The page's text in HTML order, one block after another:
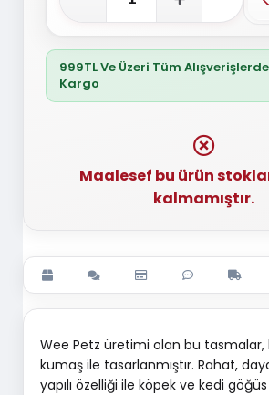
999TL Ve Üzeri Tüm
Kargo
Maalesef bu ürün
kalmamıştır.
Wee Petz üretimi olan bu tasmalar,
kumaş ile tasarlanmıştır. Rahat,
yapılı özelliği ile köpek ve kedi göğüs